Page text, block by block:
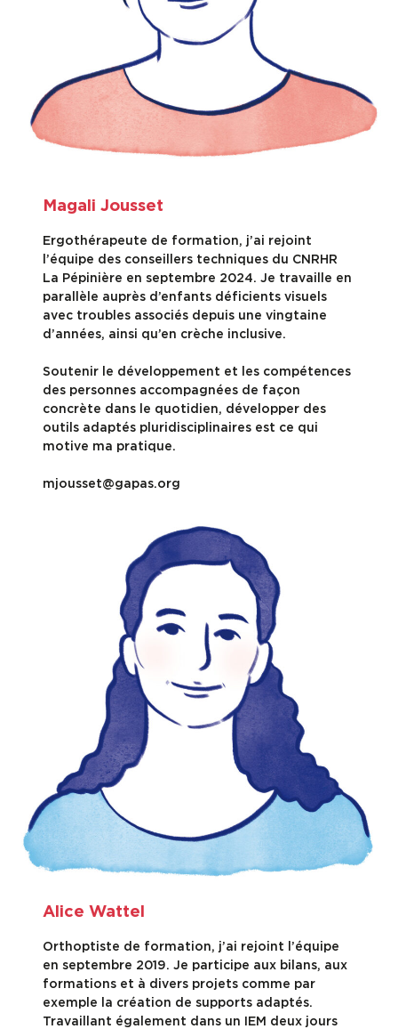
Magali Jousset
Ergothérapeute de formation, j’ai rejoint
l’équipe des conseillers techniques du CNRHR
La Pépinière en septembre 2024. Je travaille en
parallèle auprès d’enfants déficients visuels
avec troubles associés depuis une vingtaine
d’années, ainsi qu’en crèche inclusive.
Soutenir le développement et les compétences
des personnes accompagnées de façon
concrète dans le quotidien, développer des
outils adaptés pluridisciplinaires est ce qui
motive ma pratique.
mjousset@gapas.org
Alice Wattel
Orthoptiste de formation, j’ai rejoint l’équipe
en septembre 2019. Je participe aux bilans, aux
formations et à divers projets comme par
exemple la création de supports adaptés.
Travaillant également dans un IEM deux jours